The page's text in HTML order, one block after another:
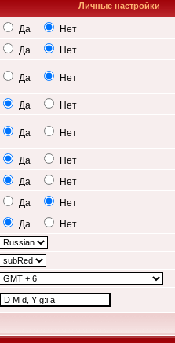
Личные настройки
Да
Нет
Да
Нет
Да Нет
Да
Нет
Да Нет
Да
Нет
Да
Нет
Да
Нет
Да
Нет